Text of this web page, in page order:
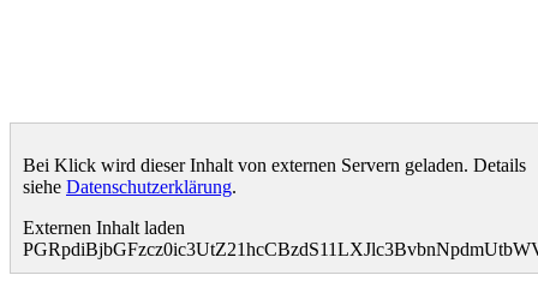
Bei Klick wird dieser Inhalt von externen Servern geladen. Details
siehe Datenschutzerklärung.
Externen Inhalt laden